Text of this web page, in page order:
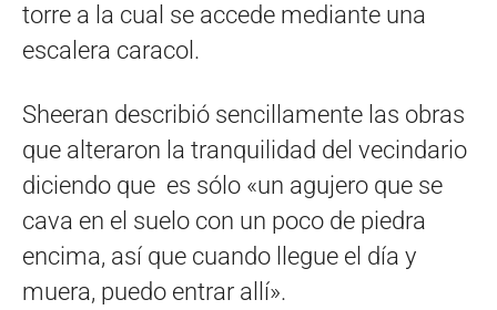
torre a la cual se accede mediante una
escalera caracol.
Sheeran describió sencillamente las obras
que alteraron la tranquilidad del vecindario
diciendo que es sólo «un agujero que se
cava en el suelo con un poco de piedra
encima, así que cuando llegue el día y
muera, puedo entrar allí».